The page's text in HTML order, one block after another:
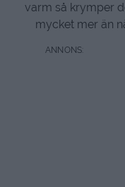
varm så krymper
mycket mer än